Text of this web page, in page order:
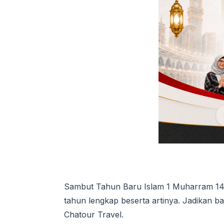
Sambut Tahun Baru Islam 1 Muharram
tahun lengkap beserta artinya. Jadikan
Chatour Travel.